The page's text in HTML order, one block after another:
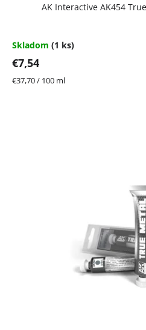
AK Interactive AK454
Skladom (1 ks)
€7,54
Jednotková
€37,70 / 100 ml